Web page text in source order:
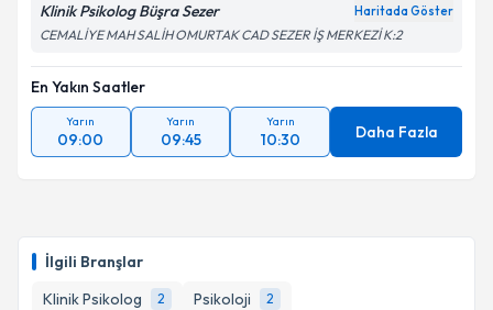
İlgili Branşlar
Klinik Psikolog
2 Psikoloji 2
Klinik Psikolog Büşra Sezer Haritada Göster
CEMALİYE MAH SALİH OMURTAK CAD SEZER İŞ MERKEZİ K:2
En Yakın Saatler
Yarın
09:00
Yarın
09:45
Yarın
10:30 Daha Fazla